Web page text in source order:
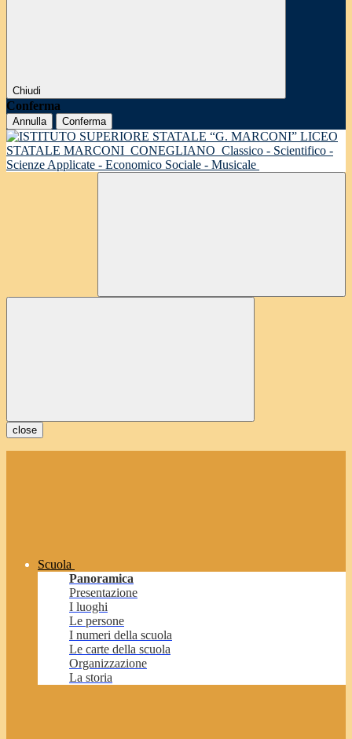
Chiudi
Conferma
Annulla Conferma
LICEO
STATALE MARCONI CONEGLIANO Classico - Scientifico -
Scienze Applicate - Economico Sociale - Musicale
close
Scuola
Panoramica
Presentazione
I luoghi
Le persone
I numeri della scuola
Le carte della scuola
Organizzazione
La storia